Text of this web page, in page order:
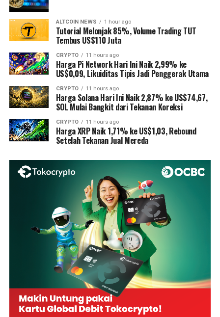
ALTCOIN NEWS 1 hour ago
Tutorial Melonjak 85%, Volume Trading TUT
Tembus US$110 Juta
CRYPTO 11 hours ago
Harga Pi Network Hari Ini Naik 2,99% ke
US$0,09, Likuiditas Tipis Jadi Penggerak Utama
CRYPTO 11 hours ago
Harga Solana Hari Ini Naik 2,87% ke US$74,67,
SOL Mulai Bangkit dari Tekanan Koreksi
CRYPTO 11 hours ago
Harga XRP Naik 1,71% ke US$1,03, Rebound
Setelah Tekanan Jual Mereda